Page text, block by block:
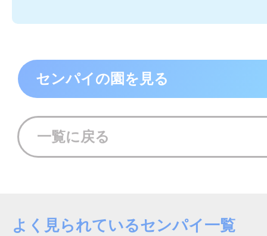
センパイの園を見る
一覧に戻る
よく見られているセンパイ一覧